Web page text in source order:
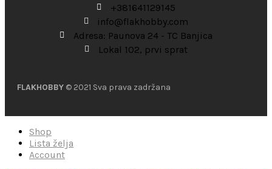
+381641129145
info@flakhobby.com
Adresa: Paunova 24 - TC Banjica
Lokal 102, prvi sprat
FLAKHOBBY © 2021 Sva prava zadržana
Shop
Lista želja
Account